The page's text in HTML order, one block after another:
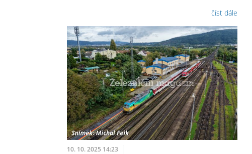
číst dále
10. 10. 2025 14:23